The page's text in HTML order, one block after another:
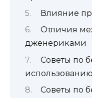
Влияние
Отличия
дженериками
Советы по
использованию
Советы по